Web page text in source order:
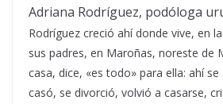
Adriana Rodríguez, podóloga
Rodríguez creció ahí donde vive, en
sus padres, en Maroñas, noreste de
casa, dice, «es todo» para ella: ahí
casó, se divorció, volvió a casarse,